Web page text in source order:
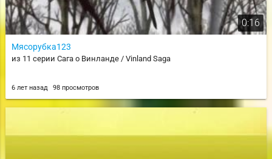
0:16
Мясорубка123
из 11 серии Сага о Винланде / Vinland Saga
6 лет назад 98 просмотров